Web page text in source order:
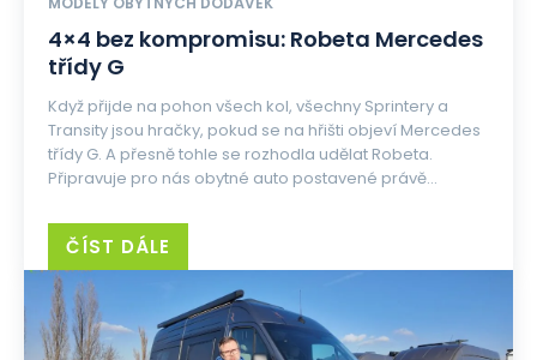
4×4 bez kompromisu: Robeta Mercedes
třídy G
Když přijde na pohon všech kol, všechny Sprintery a
Transity jsou hračky, pokud se na hřišti objeví Mercedes
třídy G. A přesně tohle se rozhodla udělat Robeta.
Připravuje pro nás obytné auto postavené právě...
ČÍST DÁLE